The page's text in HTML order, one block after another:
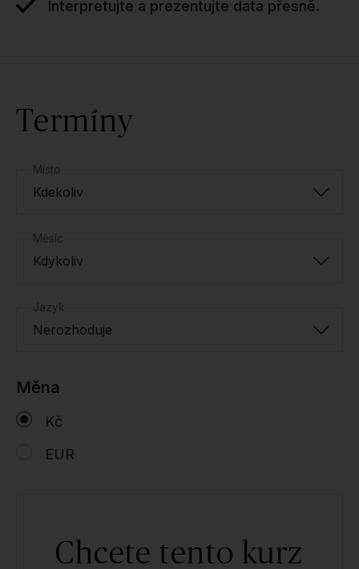
Interpretujte a prezentujte data přesně.
Termíny
Místo
Kdekoliv
Měsíc
Kdykoliv
Jazyk
Nerozhoduje
Měna
Kč
EUR
Chcete tento kurz